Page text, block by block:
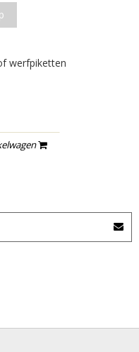
werfpiketten